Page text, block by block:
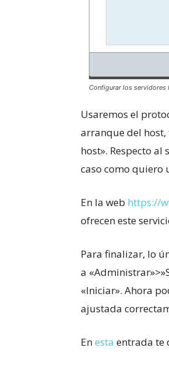
Configurar los servidores
Usaremos el
arranque del host,
host». Respecto
caso como quiero
En la web https://
ofrecen este
Para finalizar, lo
a
«Iniciar». Ahora
ajustada
Enesta entrada te